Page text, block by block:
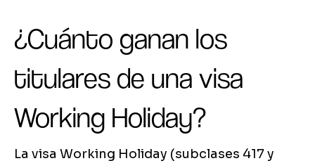
¿Cuánto ganan los
titulares de una visa
Working Holiday?
La visa Working Holiday (subclases 417 y